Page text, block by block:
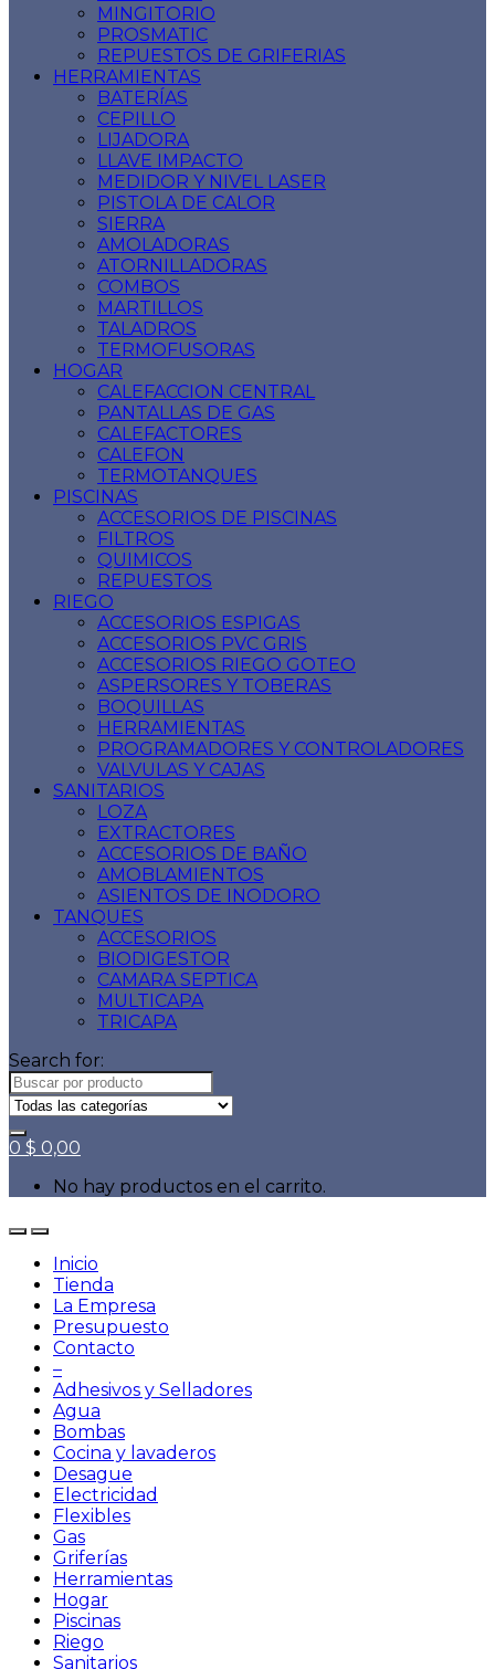
MINGITORIO
PROSMATIC
REPUESTOS DE GRIFERIAS
HERRAMIENTAS
BATERÍAS
CEPILLO
LIJADORA
LLAVE IMPACTO
MEDIDOR Y NIVEL LASER
PISTOLA DE CALOR
SIERRA
AMOLADORAS
ATORNILLADORAS
COMBOS
MARTILLOS
TALADROS
TERMOFUSORAS
HOGAR
CALEFACCION CENTRAL
PANTALLAS DE GAS
CALEFACTORES
CALEFON
TERMOTANQUES
PISCINAS
ACCESORIOS DE PISCINAS
FILTROS
QUIMICOS
REPUESTOS
RIEGO
ACCESORIOS ESPIGAS
ACCESORIOS PVC GRIS
ACCESORIOS RIEGO GOTEO
ASPERSORES Y TOBERAS
BOQUILLAS
HERRAMIENTAS
PROGRAMADORES Y CONTROLADORES
VALVULAS Y CAJAS
SANITARIOS
LOZA
EXTRACTORES
ACCESORIOS DE BAÑO
AMOBLAMIENTOS
ASIENTOS DE INODORO
TANQUES
ACCESORIOS
BIODIGESTOR
CAMARA SEPTICA
MULTICAPA
TRICAPA
Search for:
0 $ 0,00
No hay productos en el carrito.
Inicio
Tienda
La Empresa
Presupuesto
Contacto
–
Adhesivos y Selladores
Agua
Bombas
Cocina y lavaderos
Desague
Electricidad
Flexibles
Gas
Griferías
Herramientas
Hogar
Piscinas
Riego
Sanitarios